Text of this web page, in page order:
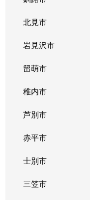
北見市
岩見沢市
留萌市
稚内市
芦別市
赤平市
士別市
三笠市